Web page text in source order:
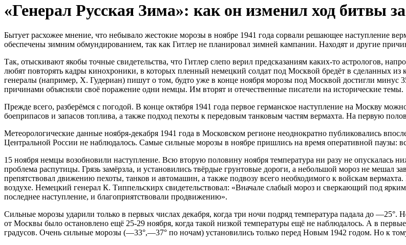
«Генерал Русская Зима»: как он изменил ход битвы
Бытует расхожее мнение, что небывало жестокие морозы в ноябре 1941 года сорвали решающее наступление
обеспечены зимним обмундированием, так как Гитлер не планировал зимней кампании. Находят и другие
Так, отыскивают якобы точные свидетельства, что Гитлер слепо верил предсказаниям каких-то астрологов,
любят повторять кадры кинохроники, в которых пленный немецкий солдат под Москвой бредёт в сделанных
генералы (например, Х. Гудериан) пишут о том, будто уже в конце ноября морозы под Москвой достигли минус
причинами объясняли своё поражение одни немцы. Им вторят и отечественные писатели на исторические темы.
Прежде всего, разберёмся с погодой. В конце октября 1941 года первое германское наступление на Москву
боеприпасов и запасов топлива, а также подход пехоты к передовым танковым частям вермахта. На первую
Метеорологические данные ноября-декабря 1941 года в Московском регионе неоднократно публиковались
Центральной России не наблюдалось. Самые сильные морозы в ноябре пришлись на время оперативной паузы:
15 ноября немцы возобновили наступление. Всю вторую половину ноября температура ни разу не
проблема распутицы. Грязь замёрзла, и установились твёрдые грунтовые дороги, а небольшой мороз не
препятствовал движению пехоты, танков и автомашин, а также подвозу всего необходимого к войскам
воздухе. Немецкий генерал К. Типпельскирх свидетельствовал: «Вначале слабый мороз и сверкающий под
последнее наступление, и благоприятствовали продвижению».
Сильные морозы ударили только в первых числах декабря, когда три ночи подряд температура падала до ―25°.
от Москвы было остановлено ещё 25-29 ноября, когда такой низкой температуры ещё не наблюдалось. А в
градусов. Очень сильные морозы (―33°,―37° по ночам) установились только перед Новым 1942 годом. Но к